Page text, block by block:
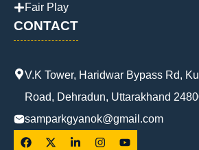
Fair Play
CONTACT
V.K Tower, Haridwar Bypass Rd,
Road, Dehradun, Uttarakhand
samparkgyanok@gmail.com